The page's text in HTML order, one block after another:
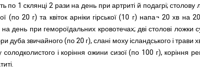
по 1 склянці 2 рази на день при артриті й подагрі; столову
(по 20 г) та квіток арніки гірської (10 г) напа¬ 20 хв на
день при гемороїдальних кровотечах; дві столові ложки
дуба звичайного (по 20 г), слані моху ісландського і трави
і коріння ожини сизої (по 100 г), коріння